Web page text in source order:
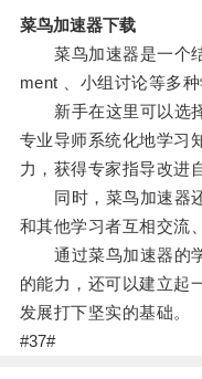
菜鸟加速器下载
菜鸟加速器是一个结
ment 、小组讨论等多
新手在这里可以选择
专业导师系统化地学习
力，获得专家指导改进
同时，菜鸟加速器还
和其他学习者互相交流
通过菜鸟加速器的学
的能力，还可以建立起
发展打下坚实的基础。
#37#